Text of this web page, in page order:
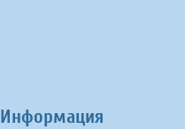
Информация